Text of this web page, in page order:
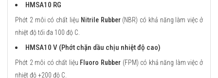
HMSA10 RG
Phớt 2 môi có chất liệu Nitrile Rubber(NBR) có khả năng làm việc ở
nhiệt độ tối đa 100 độ C.
HMSA10 V (Phớt chặn dầu chịu nhiệt độ cao)
Phớt 2 môi có chất liệu Fluoro Rubber (FPM) có khả năng làm việc ở
nhiệt độ +200 độ C.